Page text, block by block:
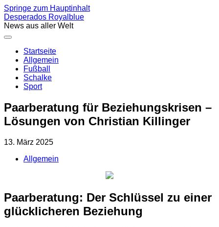
Springe zum Hauptinhalt
Desperados Royalblue
News aus aller Welt
Startseite
Allgemein
Fußball
Schalke
Sport
Paarberatung für Beziehungskrisen –
Lösungen von Christian Killinger
13. März 2025
Allgemein
Paarberatung: Der Schlüssel zu einer
glücklicheren Beziehung